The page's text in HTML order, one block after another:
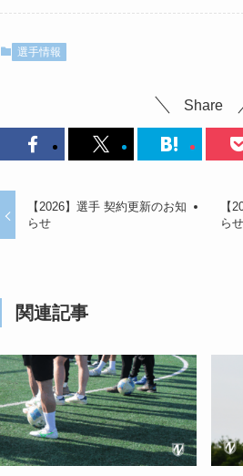
選手情報
Share
【2026】選手 契約更新のお知
らせ
【
らせ
関連記事